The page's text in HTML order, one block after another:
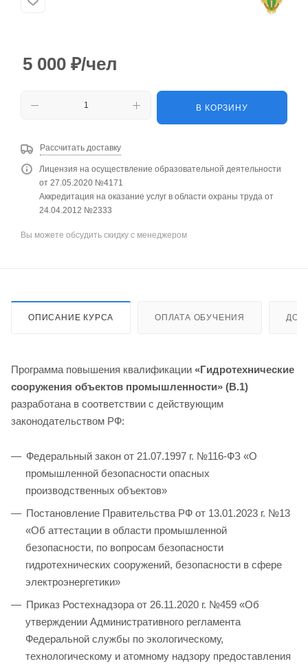
5 000 ₽/чел
В КОРЗИНУ
Рассчитать доставку
Лицензия на осуществление образовательной деятельности
от 27.05.2020 №4171
Аккредитация на оказание услуг в области охраны труда от
24.04.2012 №2333
Вы можете обсудить скидку с менеджером
ОПИСАНИЕ КУРСА ОПЛАТА ОБУЧЕНИЯ
Программа повышения квалификации «Гидротехнические
сооружения объектов промышленности» (В.1)
разработана в соответствии с действующим
законодательством РФ:
Федеральный закон от 21.07.1997 г. №116-ФЗ «О
промышленной безопасности опасных
производственных объектов»
Постановление Правительства РФ от 13.01.2023 г. №13
«Об аттестации в области промышленной
безопасности, по вопросам безопасности
гидротехнических сооружений, безопасности в сфере
электроэнергетики»
Приказ Ростехнадзора от 26.11.2020 г. №459 «Об
утверждении Административного регламента
Федеральной службы по экологическому,
технологическому и атомному надзору предоставления